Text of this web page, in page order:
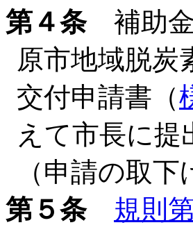
第４条補助金
原市地域脱炭
交付申請書（
えて市長に
（申請の取
第５条
規則